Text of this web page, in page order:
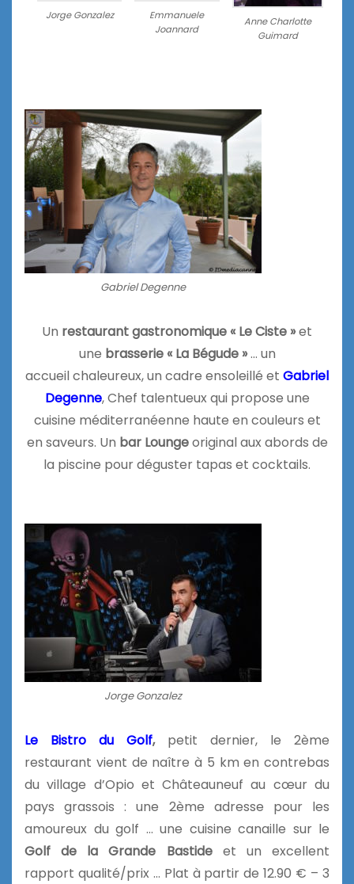
Jorge Gonzalez
Emmanuele
Joannard
Anne Charlotte
Guimard
Gabriel Degenne
Un restaurant gastronomique« Le Ciste »et
une brasserie« La Bégude »… un
accueil chaleureux, un cadre ensoleillé et Gabriel
Degenne, Chef talentueux qui propose une
cuisine méditerranéenne haute en couleurs et
en saveurs. Un bar Loungeoriginal aux abords de
la piscine pour déguster tapas et cocktails.
Jorge Gonzalez
Le Bistro du Golf, petit dernier, le 2ème
restaurant vient de naître à 5 km en contrebas
du village d’Opio et Châteauneuf au cœur du
pays grassois : une 2ème adresse pour les
amoureux du golf … une cuisine canaille sur le
Golf de la Grande Bastideet un excellent
rapport qualité/prix … Plat à partir de 12.90 € – 3